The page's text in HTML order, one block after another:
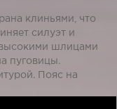
клиньями, что
силуэт и
шлицами
пуговицы.
Пояс на